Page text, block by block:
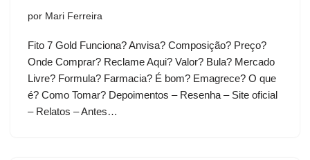
por Mari Ferreira
Fito 7 Gold Funciona? Anvisa? Composição? Preço?
Onde Comprar? Reclame Aqui? Valor? Bula? Mercado
Livre? Formula? Farmacia? É bom? Emagrece? O que
é? Como Tomar? Depoimentos – Resenha – Site oficial
– Relatos – Antes…